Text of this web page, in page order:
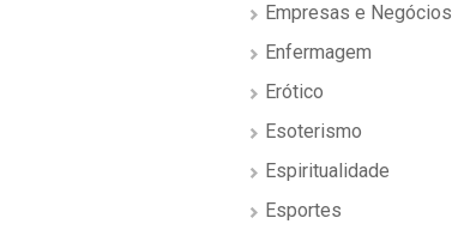
Empresas e Negócios
Enfermagem
Erótico
Esoterismo
Espiritualidade
Esportes